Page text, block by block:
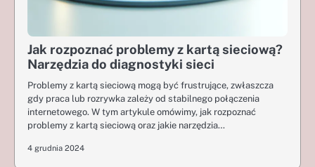
Jak rozpoznać problemy z kartą sieciową?
Narzędzia do diagnostyki sieci
Problemy z kartą sieciową mogą być frustrujące, zwłaszcza
gdy praca lub rozrywka zależy od stabilnego połączenia
internetowego. W tym artykule omówimy, jak rozpoznać
problemy z kartą sieciową oraz jakie narzędzia…
4 grudnia 2024